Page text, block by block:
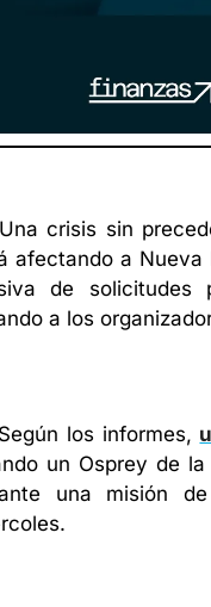
crisis sin
afectando a Nueva
de
a los
los informes,
un Osprey de
una misión